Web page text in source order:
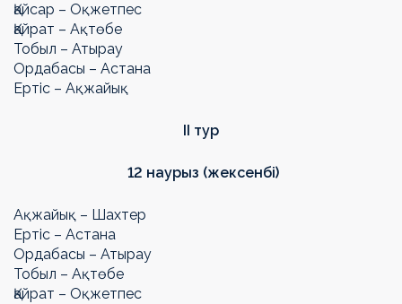
Қайсар – Оқжетпес
Қайрат – Ақтөбе
Тобыл – Атырау
Ордабасы – Астана
Ертіс – Ақжайық
II тур
12 наурыз (жексенбі)
Ақжайық – Шахтер
Ертіс – Астана
Ордабасы – Атырау
Тобыл – Ақтөбе
Қайрат – Оқжетпес